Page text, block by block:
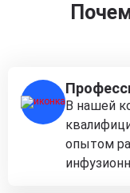
В нашей
опытом